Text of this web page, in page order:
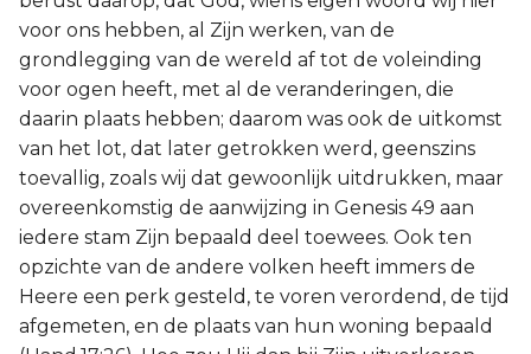
voor ons hebben, al Zijn werken, van de
grondlegging van de wereld af tot de voleinding
voor ogen heeft, met al de veranderingen, die
daarin plaats hebben; daarom was ook de uitkomst
van het lot, dat later getrokken werd, geenszins
toevallig, zoals wij dat gewoonlijk uitdrukken, maar
overeenkomstig de aanwijzing in Genesis 49 aan
iedere stam Zijn bepaald deel toewees. Ook ten
opzichte van de andere volken heeft immers de
Heere een perk gesteld, te voren verordend, de tijd
afgemeten, en de plaats van hun woning bepaald